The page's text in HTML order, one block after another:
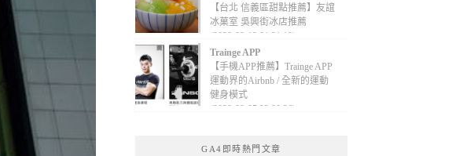
【台北 信義區甜點推薦】友誼
冰菓室 吳興街冰店推薦
(2020-09-13 01:31:12)
Trainge APP
【手機APP推薦】Trainge APP
運動界的Airbnb / 全新的運動
健身模式
(2020-09-05 22:08:36)
GA4即時熱門文章